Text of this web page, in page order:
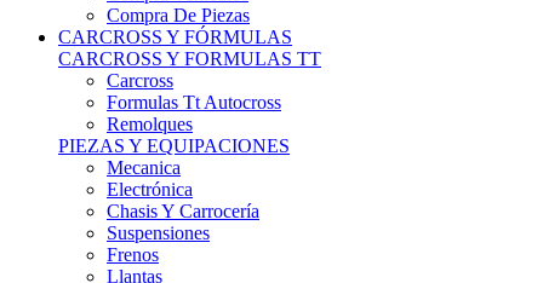
CARCROSS Y FÓRMULAS
CARCROSS Y FORMULAS TT
Carcross
Formulas Tt Autocross
Remolques
PIEZAS Y EQUIPACIONES
Mecanica
Electrónica
Chasis Y Carrocería
Suspensiones
Frenos
Llantas
Neumáticos